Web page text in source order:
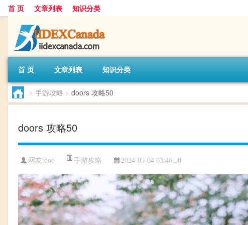
首 页 文章列表 知识分类
首 页 文章列表 知识分类
> 手游攻略 > doors 攻略50
doors 攻略50
网友:doo 手游攻略 2024-05-04 03:46:50